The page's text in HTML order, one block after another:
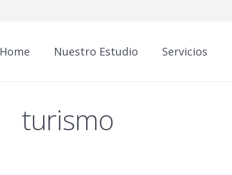
Home Nuestro Estudio Servicios
turismo